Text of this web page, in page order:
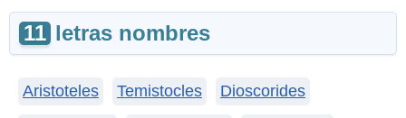
11 letras nombres
Aristoteles Temistocles Dioscorides